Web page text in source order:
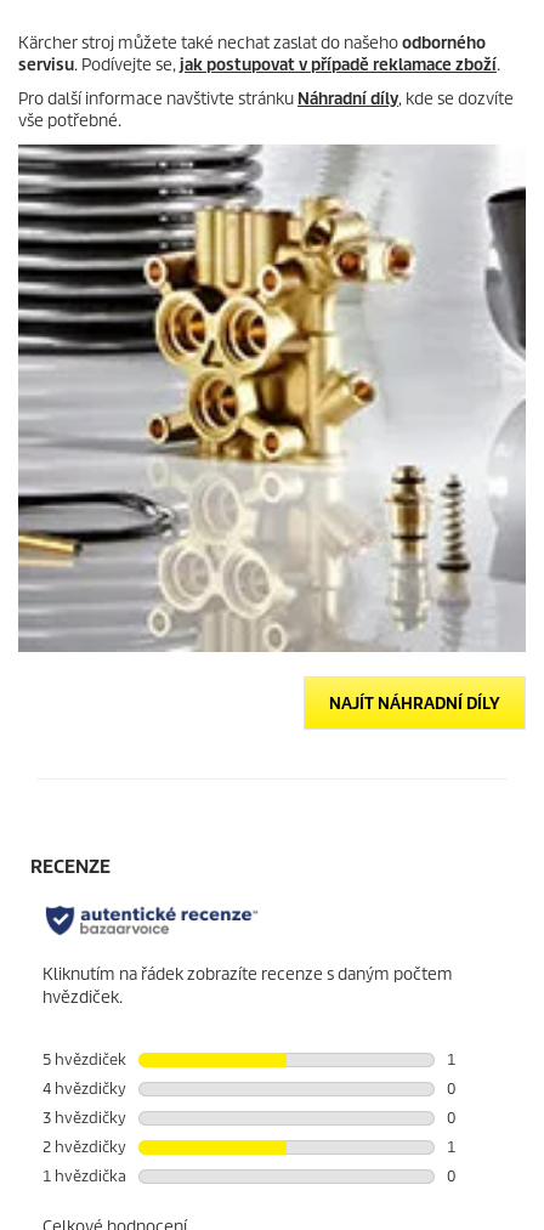
Kärcher stroj můžete také nechat zaslat do našehoodborného
servisu. Podívejte se,jak postupovat v případě reklamace zboží.
Pro další informace navštivte stránku Náhradní díly, kde se dozvíte
vše potřebné.
NAJÍT NÁHRADNÍ DÍLY